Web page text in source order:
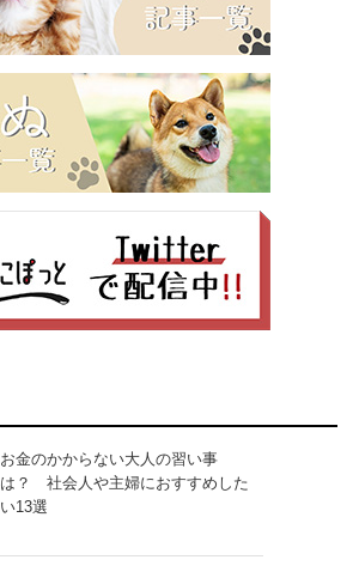
お金のかからない大人の習い事
は？ 社会人や主婦におすすめした
い13選